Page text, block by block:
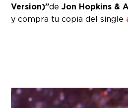
Version)”de Jon Hopkins &
y compra tu copia del single